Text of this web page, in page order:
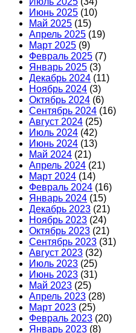
Июнь 2025 (10)
Май 2025 (15)
Апрель 2025 (19)
Март 2025 (9)
Февраль 2025 (7)
Январь 2025 (3)
Декабрь 2024 (11)
Ноябрь 2024 (3)
Октябрь 2024 (6)
Сентябрь 2024 (16)
Август 2024 (25)
Июль 2024 (42)
Июнь 2024 (13)
Май 2024 (21)
Апрель 2024 (21)
Март 2024 (14)
Февраль 2024 (16)
Январь 2024 (15)
Декабрь 2023 (21)
Ноябрь 2023 (24)
Октябрь 2023 (21)
Сентябрь 2023 (31)
Август 2023 (32)
Июль 2023 (25)
Июнь 2023 (31)
Май 2023 (25)
Апрель 2023 (28)
Март 2023 (25)
Февраль 2023 (20)
Январь 2023 (8)